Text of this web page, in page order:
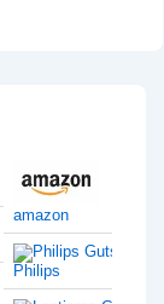
amazon
Philips